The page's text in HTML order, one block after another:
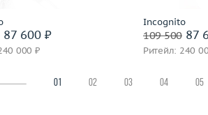
87 600 ₽
000 ₽
Incognito
109 50087
Ритейл: 240
01 02 03 04 05